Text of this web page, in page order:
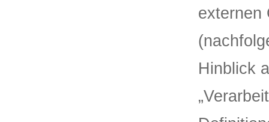
externen
Hinblick